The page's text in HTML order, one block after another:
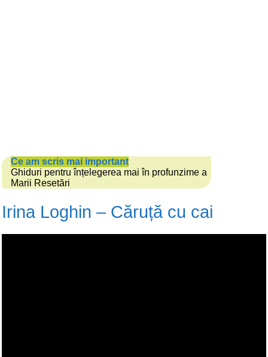
Ce am scris mai important
Ghiduri pentru înțelegerea mai în profunzime a
Marii Resetări
Irina Loghin – Căruță cu cai